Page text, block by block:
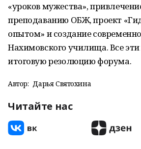
«уроков мужества»,
преподаванию ОБЖ, проект
опытом» и создание
Нахимовского училища. Все
итоговую резолюцию форума.
Автор: Дарья Святохина
Читайте нас